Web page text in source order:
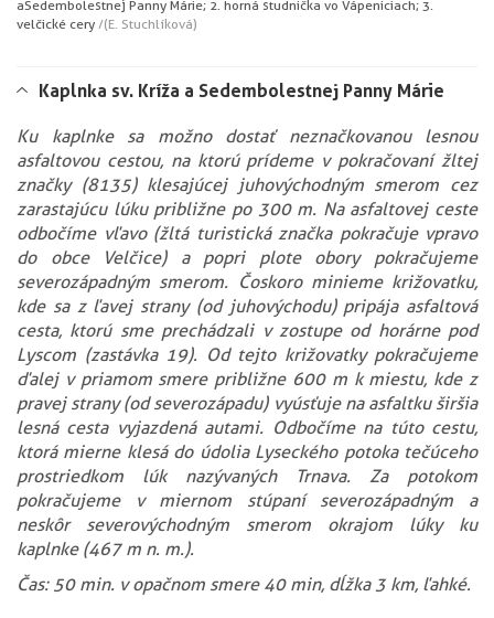
a Sedembolestnej Panny Márie; 2. horná studnička vo Vápeniciach; 3.
velčické cery /(E. Stuchlíková)
Kaplnka sv. Kríža a Sedembolestnej Panny Márie
Ku kaplnke sa možno dostať neznačkovanou lesnou
asfaltovou cestou, na ktorú prídeme v pokračovaní žltej
značky (8135) klesajúcej juhovýchodným smerom cez
zarastajúcu lúku približne po 300 m. Na asfaltovej ceste
odbočíme vľavo (žltá turistická značka pokračuje vpravo
do obce Velčice) a popri plote obory pokračujeme
severozápadným smerom. Čoskoro minieme križovatku,
kde sa z ľavej strany (od juhovýchodu) pripája asfaltová
cesta, ktorú sme prechádzali v zostupe od horárne pod
Lyscom (zastávka 19). Od tejto križovatky pokračujeme
ďalej v priamom smere približne 600 m k miestu, kde z
pravej strany (od severozápadu) vyúsťuje na asfaltku širšia
lesná cesta vyjazdená autami. Odbočíme na túto cestu,
ktorá mierne klesá do údolia Lyseckého potoka tečúceho
prostriedkom lúk nazývaných Trnava. Za potokom
pokračujeme v miernom stúpaní severozápadným a
neskôr severovýchodným smerom okrajom lúky ku
kaplnke (467 m n. m.).
Čas: 50 min. v opačnom smere 40 min, dĺžka 3 km, ľahké.